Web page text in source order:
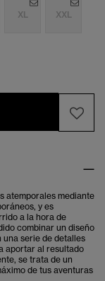
XL XXL
atemporales mediante
y es
a la hora de
combinar un diseño
serie de detalles
aportar al resultado
se trata de un
de tus aventuras